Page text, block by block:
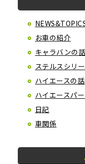
お車の紹介
キャラバンの話
ステルスシリ
ハイエースの話
ハイエースパ
日記
車関係